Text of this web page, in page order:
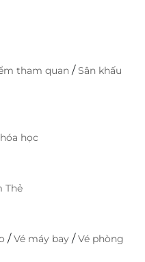
tham quan /Sân khấu
học
Thẻ
/Vé máy bay /Vé phòng